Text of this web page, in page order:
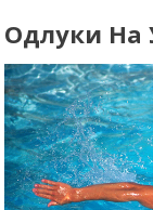
Одлуки На